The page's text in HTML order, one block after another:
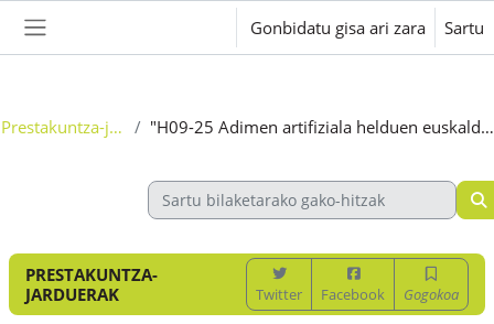
Alboko panela
Gonbidatu gisa ari zara Sartu
Prestakuntza-jarduerak "H09-25 Adimen artifiziala helduen euskalduntzean" UIK ikastaroa
PRESTAKUNTZA-
JARDUERAK
Twitter Facebook Gogokoa